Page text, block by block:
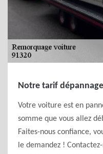
Notre tarif
Votre voiture est en
somme que vous allez
Faites-nous confiance,
le demandez !